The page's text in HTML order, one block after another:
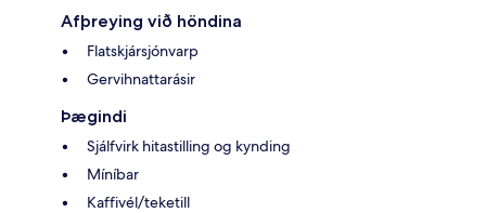
Afþreying við höndina
Flatskjársjónvarp
Gervihnattarásir
Þægindi
Sjálfvirk hitastilling og kynding
Míníbar
Kaffivél/teketill